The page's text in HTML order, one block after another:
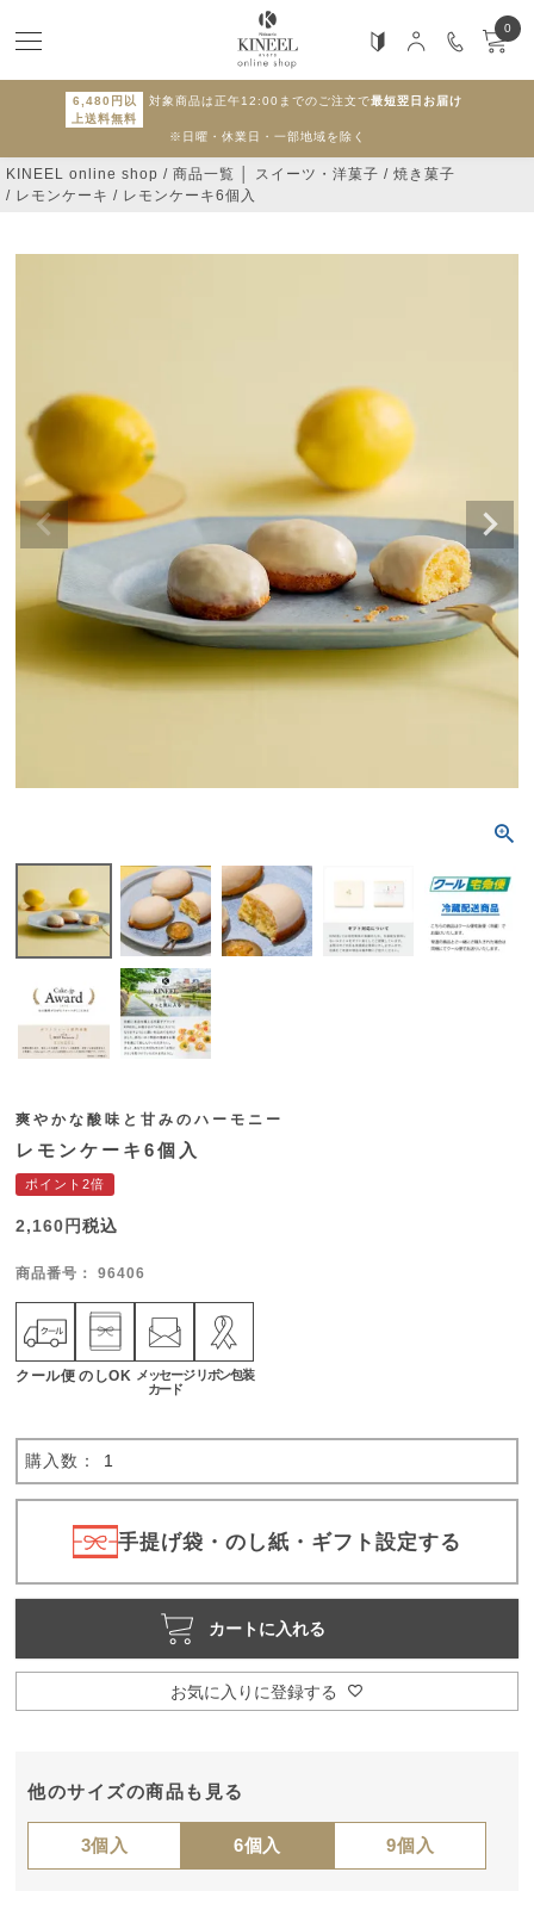
6,480円以
上送料無料
対象商品は正午12:00までのご注文で最短翌日お届け
※日曜・休業日・一部地域を除く
0
KINEEL online shop 商品一覧 │ スイーツ・洋菓子
焼き菓子
レモンケーキ
レモンケーキ6個入
爽やかな酸味と甘みのハーモニー
レモンケーキ6個入
ポイント2倍
2,160 税込
商品番号 96406
クール便 のしOK メッセージ
カード
リボン包装
お気に入りに登録する
カートに入れる
手提げ袋・のし紙・ギフト設定する
他のサイズの商品も見る
3個入 6個入 9個入